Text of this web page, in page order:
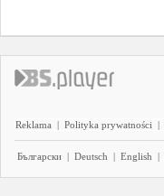
Reklama | Polityka prywatności |
Български | Deutsch | English |